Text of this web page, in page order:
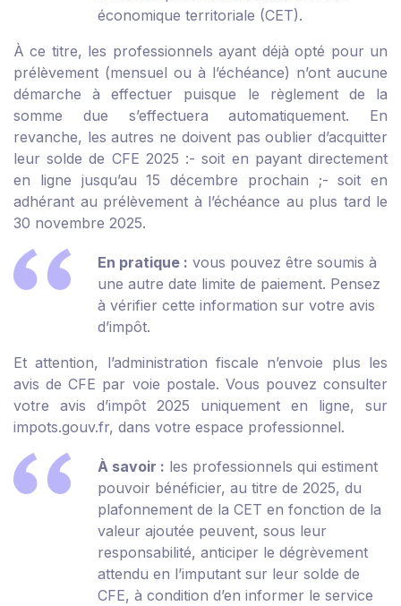
économique territoriale (CET).
À ce titre, les professionnels ayant déjà opté pour un
prélèvement (mensuel ou à l’échéance) n’ont aucune
démarche à effectuer puisque le règlement de la
somme due s’effectuera automatiquement. En
revanche, les autres ne doivent pas oublier d’acquitter
leur solde de CFE 2025 :- soit en payant directement
en ligne jusqu’au 15 décembre prochain ;- soit en
adhérant au prélèvement à l’échéance au plus tard le
30 novembre 2025.
En pratique : vous pouvez être soumis à
une autre date limite de paiement. Pensez
à vérifier cette information sur votre avis
d’impôt.
Et attention, l’administration fiscale n’envoie plus les
avis de CFE par voie postale. Vous pouvez consulter
votre avis d’impôt 2025 uniquement en ligne, sur
impots.gouv.fr, dans votre espace professionnel.
À savoir : les professionnels qui estiment
pouvoir bénéficier, au titre de 2025, du
plafonnement de la CET en fonction de la
valeur ajoutée peuvent, sous leur
responsabilité, anticiper le dégrèvement
attendu en l’imputant sur leur solde de
CFE, à condition d’en informer le service